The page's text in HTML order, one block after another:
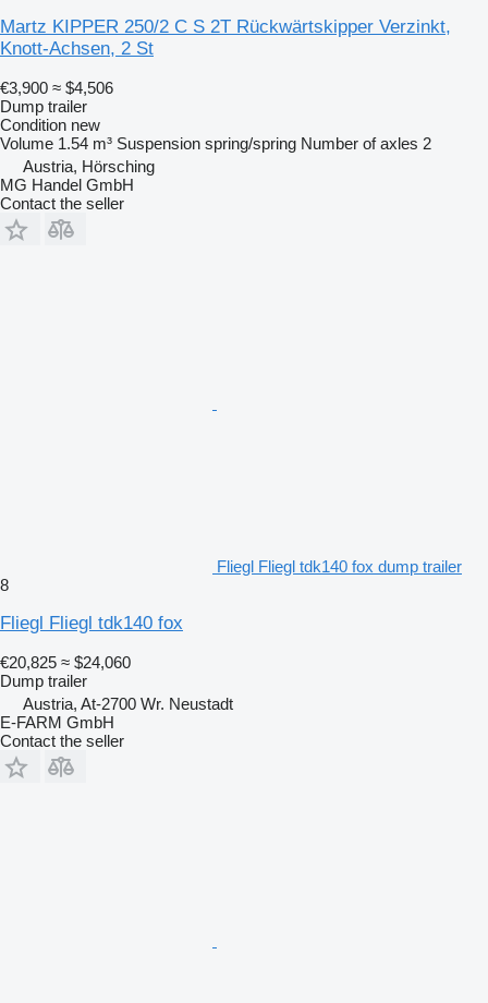
Martz KIPPER 250/2 C S 2T Rückwärtskipper Verzinkt,
Knott-Achsen, 2 St
€3,900 ≈ $4,506
Dump trailer
Condition new
Volume 1.54 m³ Suspension spring/spring Number of axles 2
Austria, Hörsching
MG Handel GmbH
Contact the seller
Fliegl Fliegl tdk140 fox dump trailer
8
Fliegl Fliegl tdk140 fox
€20,825 ≈ $24,060
Dump trailer
Austria, At-2700 Wr. Neustadt
E-FARM GmbH
Contact the seller